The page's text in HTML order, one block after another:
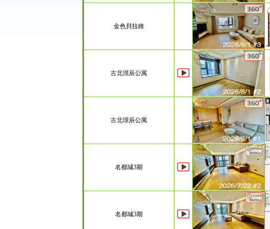
金色貝拉維
古北璟辰公寓
古北璟辰公寓
名都城3期
名都城3期